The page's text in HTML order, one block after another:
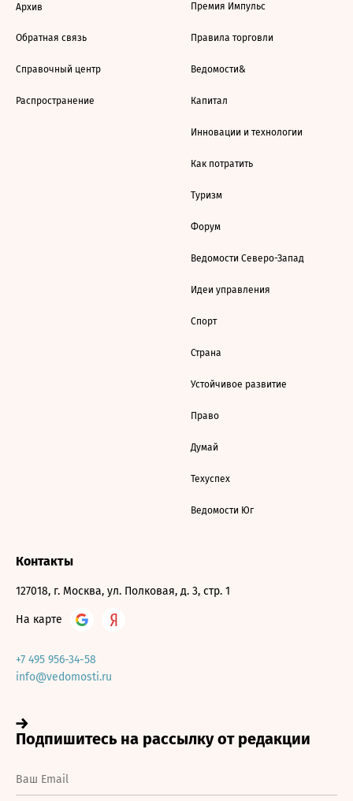
Архив
Обратная связь
Справочный центр
Распространение
Премия Импульс
Правила торговли
Ведомости&
Капитал
Инновации и технологии
Как потратить
Туризм
Форум
Ведомости Северо-Запад
Идеи управления
Спорт
Страна
Устойчивое развитие
Право
Думай
Техуспех
Ведомости Юг
Контакты
127018, г. Москва, ул. Полковая, д. 3, стр. 1
На карте
+7 495 956-34-58
info@vedomosti.ru